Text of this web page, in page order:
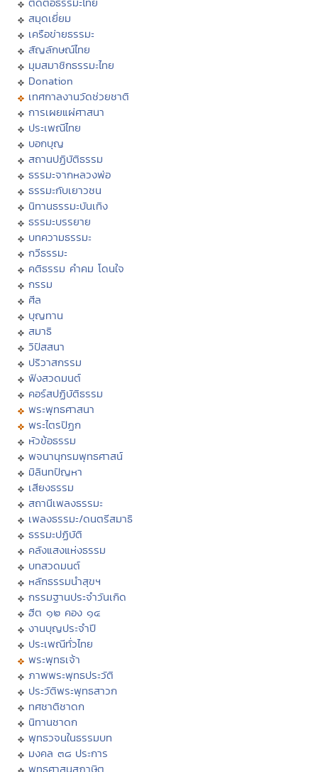
สมุดเยี่ยม
เครือข่ายธรรมะ
สัญลักษณ์ไทย
มุมสมาชิกธรรมะไทย
Donation
เทศกาลงานวัดช่วยชาติ
การเผยแผ่ศาสนา
ประเพณีไทย
บอกบุญ
สถานปฏิบัติธรรม
ธรรมะจากหลวงพ่อ
ธรรมะกับเยาวชน
นิทานธรรมะบันเทิง
ธรรมะบรรยาย
บทความธรรมะ
กวีธรรมะ
คติธรรม คำคม โดนใจ
กรรม
ศีล
บุญทาน
สมาธิ
วิปัสสนา
ปริวาสกรรม
ฟังสวดมนต์
คอร์สปฏิบัติธรรม
พระพุทธศาสนา
พระไตรปิฏก
หัวข้อธรรม
พจนานุกรมพุทธศาสน์
มิลินทปัญหา
เสียงธรรม
สถานีเพลงธรรมะ
เพลงธรรมะ/ดนตรีสมาธิ
ธรรมะปฏิบัติ
คลังแสงแห่งธรรม
บทสวดมนต์
หลักธรรมนำสุขฯ
กรรมฐานประจำวันเกิด
ฮีต ๑๒ คอง ๑๔
งานบุญประจำปี
ประเพณีทั่วไทย
พระพุทธเจ้า
ภาพพระพุทธประวัติ
ประวัติพระพุทธสาวก
ทศชาติชาดก
นิทานชาดก
พุทธวจนในธรรมบท
มงคล ๓๘ ประการ